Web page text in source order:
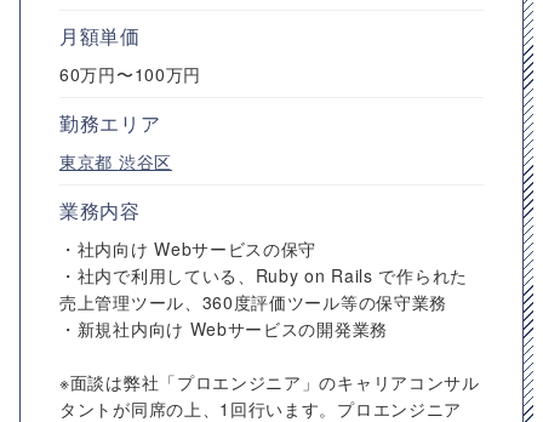
月額単価
60万円〜100万円
勤務エリア
東京都 渋谷区
業務内容
・社内向け Webサービスの保守
・社内で利用している、Ruby on Rails で作られた
売上管理ツール、360度評価ツール等の保守業務
・新規社内向け Webサービスの開発業務
※面談は弊社「プロエンジニア」のキャリアコンサル
タントが同席の上、1回行います。プロエンジニア